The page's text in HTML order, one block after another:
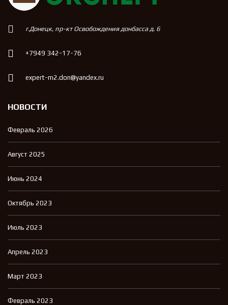
г.Донецк, пр-кт Освобождения донбасса д. 6
+7949 342-17-76
expert-m2.don@yandex.ru
НОВОСТИ
Февраль 2026
Август 2025
Июнь 2024
Октябрь 2023
Июль 2023
Апрель 2023
Март 2023
Февраль 2023